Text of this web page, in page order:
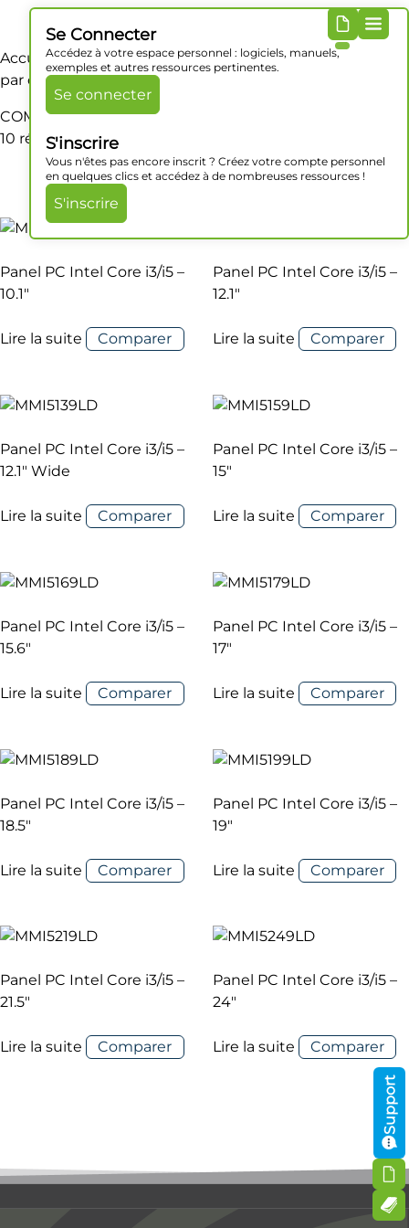
Se Connecter
Accédez à votre espace personnel : logiciels, manuels,
exemples et autres ressources pertinentes.
Se connecter
S'inscrire
Vous n'êtes pas encore inscrit ? Créez votre compte personnel
en quelques clics et accédez à de nombreuses ressources !
S'inscrire
Accueil/ Produit Série / COM 1 : RS232/422/485 (RS232
par défaut)
COM 1 : RS232/422/485 (RS232 par défaut)
10 résultats affichés
Panel PC Intel Core i3/i5 –
10.1″
Lire la suite Comparer
Panel PC Intel Core i3/i5 –
12.1″
Lire la suite Comparer
Panel PC Intel Core i3/i5 –
12.1″ Wide
Lire la suite Comparer
Panel PC Intel Core i3/i5 –
15″
Lire la suite Comparer
Panel PC Intel Core i3/i5 –
15.6″
Lire la suite Comparer
Panel PC Intel Core i3/i5 –
17″
Lire la suite Comparer
Panel PC Intel Core i3/i5 –
18.5″
Lire la suite Comparer
Panel PC Intel Core i3/i5 –
19″
Lire la suite Comparer
Panel PC Intel Core i3/i5 –
21.5″
Lire la suite Comparer
Panel PC Intel Core i3/i5 –
24″
Lire la suite Comparer
Support